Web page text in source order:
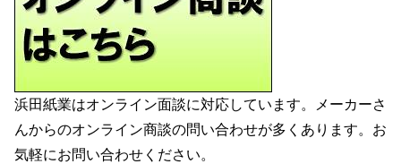
浜田紙業はオンライン面談に対応しています。メーカーさ
んからのオンライン商談の問い合わせが多くあります。お
気軽にお問い合わせください。